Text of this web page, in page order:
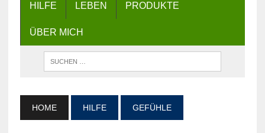
HILFE LEBEN PRODUKTE
ÜBER MICH
HOME HILFE GEFÜHLE